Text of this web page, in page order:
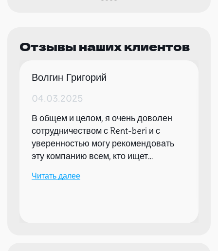
Отзывы наших клиентов
Волгин Григорий
04.03.2025
В общем и целом, я очень доволен
сотрудничеством с Rent-beri и с
уверенностью могу рекомендовать
эту компанию всем, кто ищет
мероприятий.
Читать далее